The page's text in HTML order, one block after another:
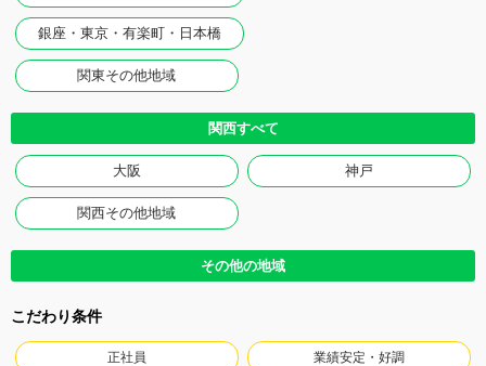
銀座・東京・有楽町・日本橋
関東その他地域
関西すべて
大阪 神戸
関西その他地域
その他の地域
こだわり条件
正社員 業績安定・好調